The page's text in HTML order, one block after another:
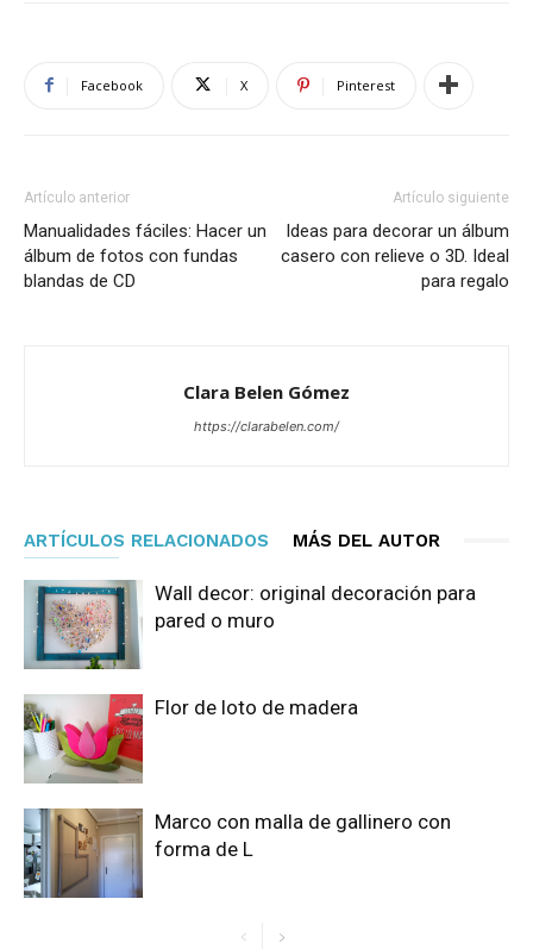
Facebook X Pinterest
Artículo anterior
Manualidades fáciles: Hacer un
álbum de fotos con fundas
blandas de CD
Artículo siguiente
Ideas para decorar un álbum
casero con relieve o 3D. Ideal
para regalo
Clara Belen Gómez
https://clarabelen.com/
ARTÍCULOS RELACIONADOS MÁS DEL AUTOR
Wall decor: original decoración para
pared o muro
Flor de loto de madera
Marco con malla de gallinero con
forma de L